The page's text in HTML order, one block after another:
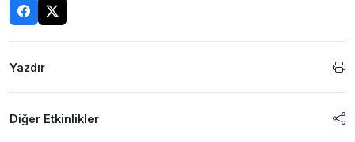
Yazdır
Diğer Etkinlikler